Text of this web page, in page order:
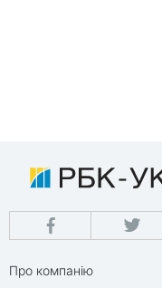
Про компанію